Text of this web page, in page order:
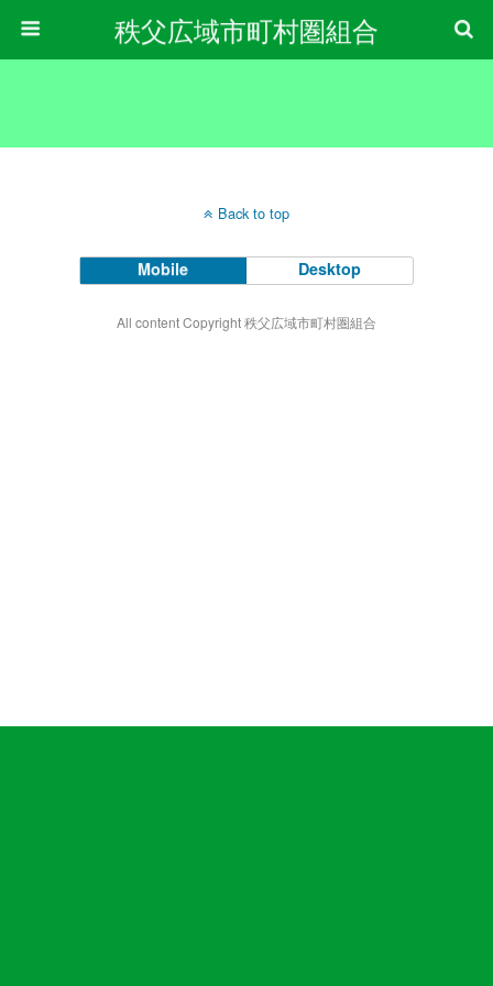
秩父広域市町村圏組合
Back to top
Mobile Desktop
All content Copyright 秩父広域市町村圏組合